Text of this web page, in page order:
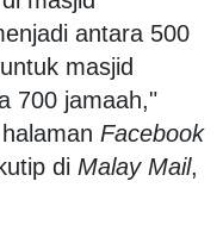
antara 500
masjid
700 jamaah,"
Facebook
di Malay Mail,